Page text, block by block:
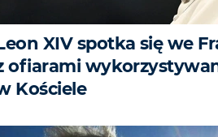
XIV spotka się we
ofiarami
Kościele